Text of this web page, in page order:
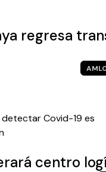
regresa
Covid-19 es
centro